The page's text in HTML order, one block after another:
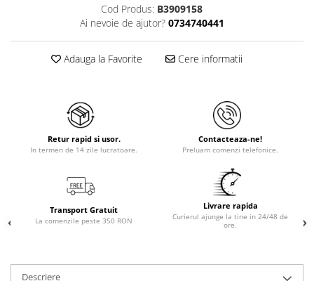
Cod Produs: B3909158
Ai nevoie de ajutor? 0734740441
Adauga la Favorite Cere informatii
Retur rapid si usor.
In termen de 14 zile lucratoare.
Contacteaza-ne!
Preluam comenzi telefonice.
Transport Gratuit
La comenzile peste 350 RON
Livrare rapida
Curierul ajunge la tine in 24/48 de
ore.
Descriere